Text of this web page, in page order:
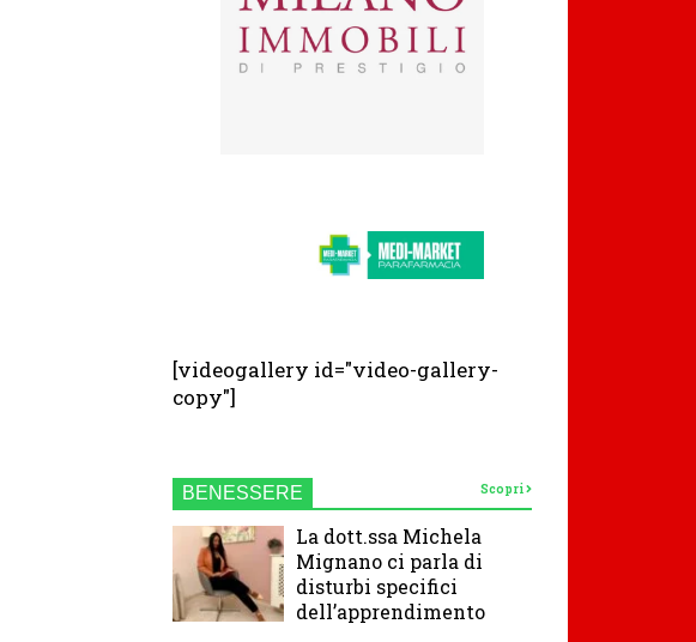
[videogallery id="video-gallery-
copy"]
BENESSERE Scopri
La dott.ssa Michela
Mignano ci parla di
disturbi specifici
dell’apprendimento